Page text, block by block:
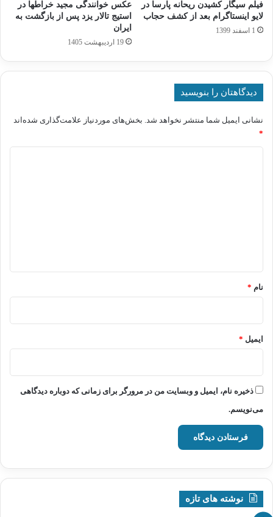
فیلم سیگار کشیدن ریحانه پارسا در
لایو اینستاگرام بعد از کشف حجاب
1 اسفند 1399
عکس خوانندگی مجید خراطها در
استیج تالار یزد پس از بازگشت به
ایران
19 اردیبهشت 1405
دیدگاهتان را بنویسید
نشانی ایمیل شما منتشر نخواهد شد. بخش‌های موردنیاز علامت‌گذاری شده‌اند
*
نام *
ایمیل *
ذخیره نام، ایمیل و وبسایت من در مرورگر برای زمانی که دوباره دیدگاهی
می‌نویسم.
نوشته های تازه